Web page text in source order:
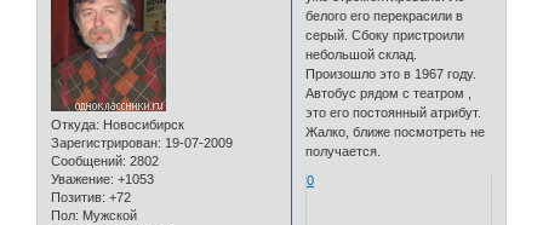
Откуда: Новосибирск
Зарегистрирован: 19-07-2009
Сообщений: 2802
Уважение: +1053
Позитив: +72
Пол: Мужской
белого его перекрасили в
серый. Сбоку пристроили
небольшой склад.
Произошло это в 1967 году.
Автобус рядом с театром ,
это его постоянный атрибут.
Жалко, ближе посмотреть не
получается.
0